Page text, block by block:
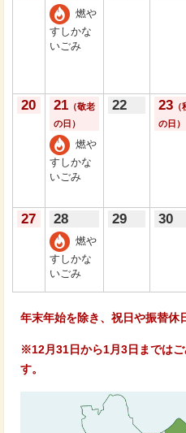
燃や
すしかな
いごみ
20 21 （敬老
の日）
燃や
すしかな
いごみ
22 23
の日）
27 28
燃や
すしかな
いごみ
29 30
年末年始を除き、祝日や振替休
※12月31日から1月3日までは
す。